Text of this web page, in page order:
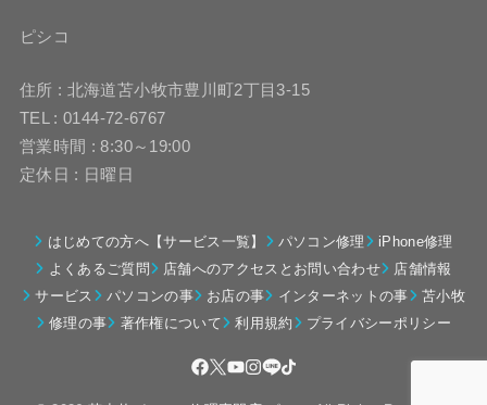
ピシコ
住所 : 北海道苫小牧市豊川町2丁目3-15
TEL : 0144-72-6767
営業時間 : 8:30～19:00
定休日 : 日曜日
はじめての方へ【サービス一覧】 パソコン修理
iPhone修理
よくあるご質問
店舗へのアクセスとお問い合わせ
店舗情報
サービス
パソコンの事 お店の事 インターネットの事
苫小牧
修理の事
著作権について 利用規約 プライバシーポリシー